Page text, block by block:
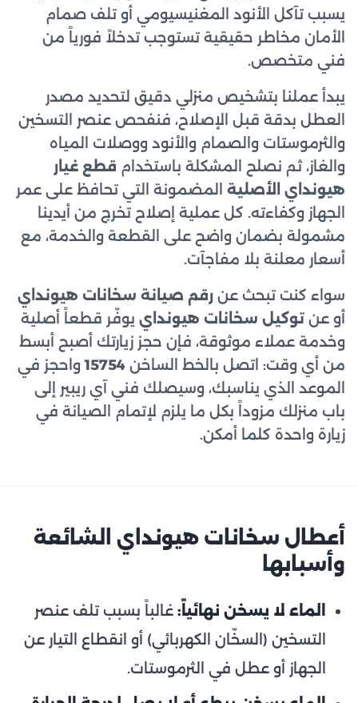
يسبب تآكل الأنود المغنيسيومي أو تلف صمام
الأمان مخاطر حقيقية تستوجب تدخلاً فورياً من
فني متخصص.
يبدأ عملنا بتشخيص منزلي دقيق لتحديد مصدر
العطل بدقة قبل الإصلاح، فنفحص عنصر التسخين
والثرموستات والصمام والأنود ووصلات المياه
والغاز، ثم نصلح المشكلة باستخدام قطع غيار
هيونداي الأصلية المضمونة التي تحافظ على عمر
الجهاز وكفاءته. كل عملية إصلاح تخرج من أيدينا
مشمولة بضمان واضح على القطعة والخدمة، مع
أسعار معلنة بلا مفاجآت.
سواء كنت تبحث عن رقم صيانة سخانات هيونداي
أو عن توكيل سخانات هيونداي يوفّر قطعاً أصلية
وخدمة عملاء موثوقة، فإن حجز زيارتك أصبح أبسط
من أي وقت: اتصل بالخط الساخن 15754واحجز في
الموعد الذي يناسبك، وسيصلك فني آي ريبير إلى
باب منزلك مزوداً بكل ما يلزم لإتمام الصيانة في
زيارة واحدة كلما أمكن.
أعطال سخانات هيونداي الشائعة
وأسبابها
الماء لا يسخن نهائياً: غالباً بسبب تلف عنصر
التسخين (السخّان الكهربائي) أو انقطاع التيار عن
الجهاز أو عطل في الثرموستات.